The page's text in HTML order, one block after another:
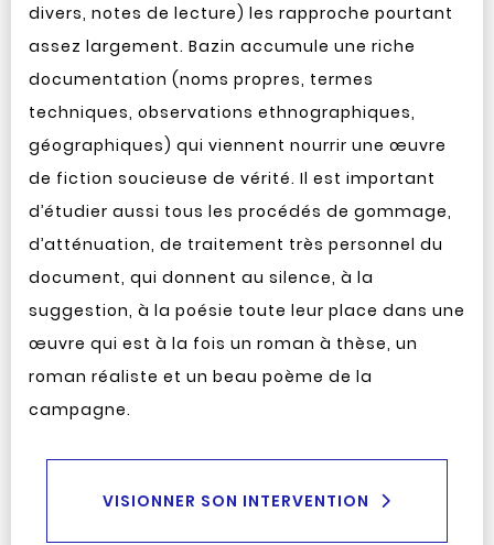
divers, notes de lecture) les rapproche pourtant
assez largement. Bazin accumule une riche
documentation (noms propres, termes
techniques, observations ethnographiques,
géographiques) qui viennent nourrir une œuvre
de fiction soucieuse de vérité. Il est important
d’étudier aussi tous les procédés de gommage,
d’atténuation, de traitement très personnel du
document, qui donnent au silence, à la
suggestion, à la poésie toute leur place dans une
œuvre qui est à la fois un roman à thèse, un
roman réaliste et un beau poème de la
campagne.
VISIONNER SON INTERVENTION